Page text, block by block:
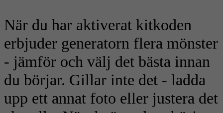
När du har aktiverat kitkoden
erbjuder generatorn flera mönster
- jämför och välj det bästa innan
du börjar. Gillar inte det - ladda
upp ett annat foto eller justera det